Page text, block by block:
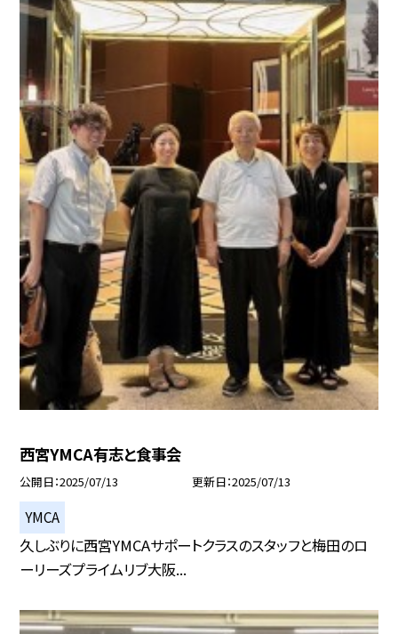
西宮YMCA有志と食事会
公開日 2025/07/13 更新日 2025/07/13
YMCA
久しぶりに西宮YMCAサポートクラスのスタッフと梅田のロ
ーリーズプライムリブ大阪...